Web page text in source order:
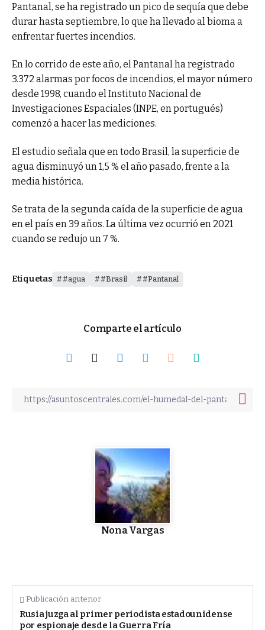
Pantanal, se ha registrado un pico de sequía que debe
durar hasta septiembre, lo que ha llevado al bioma a
enfrentar fuertes incendios.
En lo corrido de este año, el Pantanal ha registrado
3.372 alarmas por focos de incendios, el mayor número
desde 1998, cuando el Instituto Nacional de
Investigaciones Espaciales (INPE, en portugués)
comenzó a hacer las mediciones.
El estudio señala que en todo Brasil, la superficie de
agua disminuyó un 1,5 % el año pasado, frente a la
media histórica.
Se trata de la segunda caída de la superficie de agua
en el país en 39 años. La última vez ocurrió en 2021
cuando se redujo un 7 %.
Etiquetas #agua #Brasil #Pantanal
Comparte el artículo
Nona Vargas
Publicación anterior
Rusia juzga al primer periodista estadounidense
por espionaje desde la Guerra Fría